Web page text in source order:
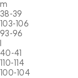
m
38-39
103-106
93-96
40-41
110-114
100-104